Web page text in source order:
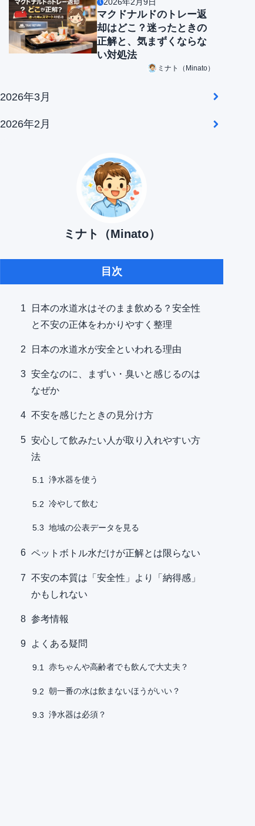
2026年2月9日
マクドナルドのトレー返
却はどこ？迷ったときの
正解と、気まずくならな
い対処法
ミナト（Minato）
2026年3月
2026年2月
ミナト（Minato）
目次
1
日本の水道水はそのまま飲める？安全性
と不安の正体をわかりやすく整理
2 日本の水道水が安全といわれる理由
3 安全なのに、まずい・臭いと感じるのは
なぜか
4 不安を感じたときの見分け方
5 安心して飲みたい人が取り入れやすい方
法
5.1 浄水器を使う
5.2 冷やして飲む
5.3 地域の公表データを見る
6 ペットボトル水だけが正解とは限らない
7 不安の本質は「安全性」より「納得感」
かもしれない
8 参考情報
9 よくある疑問
9.1 赤ちゃんや高齢者でも飲んで大丈夫？
9.2 朝一番の水は飲まないほうがいい？
9.3 浄水器は必須？